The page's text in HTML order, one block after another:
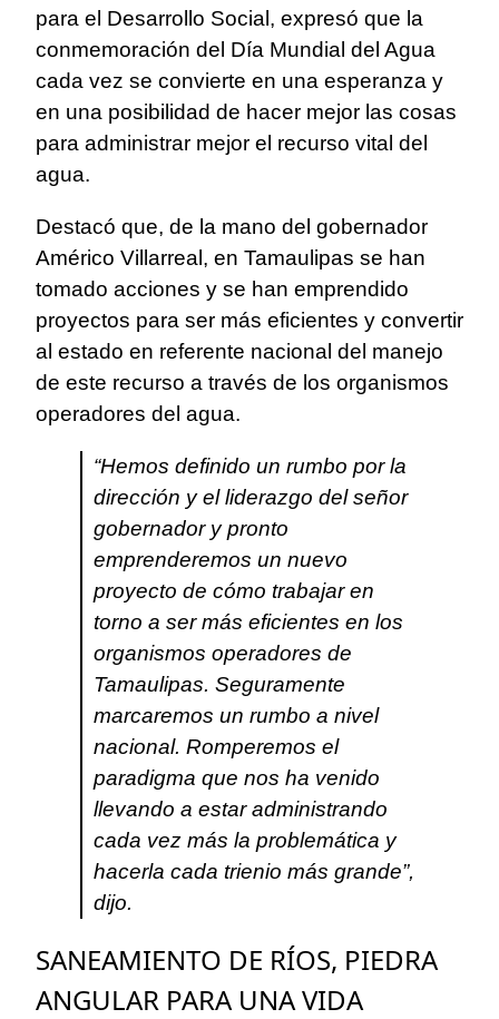
para el Desarrollo Social, expresó que la
conmemoración del Día Mundial del Agua
cada vez se convierte en una esperanza y
en una posibilidad de hacer mejor las cosas
para administrar mejor el recurso vital del
agua.
Destacó que, de la mano del gobernador
Américo Villarreal, en Tamaulipas se han
tomado acciones y se han emprendido
proyectos para ser más eficientes y convertir
al estado en referente nacional del manejo
de este recurso a través de los organismos
operadores del agua.
“Hemos definido un rumbo por la
dirección y el liderazgo del señor
gobernador y pronto
emprenderemos un nuevo
proyecto de cómo trabajar en
torno a ser más eficientes en los
organismos operadores de
Tamaulipas. Seguramente
marcaremos un rumbo a nivel
nacional. Romperemos el
paradigma que nos ha venido
llevando a estar administrando
cada vez más la problemática y
hacerla cada trienio más grande”,
dijo.
SANEAMIENTO DE RÍOS, PIEDRA
ANGULAR PARA UNA VIDA